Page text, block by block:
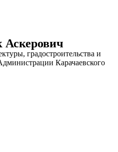
Аскерович
градостроительства и
Карачаевского